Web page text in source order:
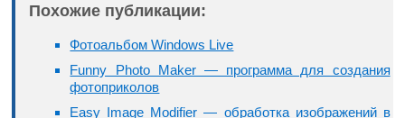
Похожие публикации:
Фотоальбом Windows Live
Funny Photo Maker — программа для создания
фотоприколов
Easy Image Modifier — обработка изображений в